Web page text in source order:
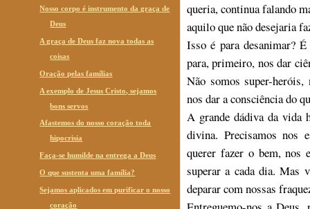
Nosso corpo é instrumento da graça de
Deus
A graça de Deus faz nova todas as
coisas
Oração pelas famílias
A exemplo de Jesus Cristo, sejamos
bons servos
Afastemos do nosso coração toda
hipocrisia
Faça-se humilde na entrega a Deus
O que sustenta uma família?
Sejamos aplicados em purificar o nosso
coração
queria, continua falando
aquilo que não desejaria
Isso é para desanimar?
para, primeiro, nos dar
Não somos super-
nos dar a consciência do
A grande dádiva da vida
divina. Precisamos nos
querer fazer o bem, nos
superar a cada dia. Mas
deparar com nossas